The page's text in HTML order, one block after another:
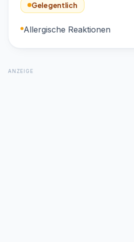
Gelegentlich
Allergische Reaktionen
ANZEIGE